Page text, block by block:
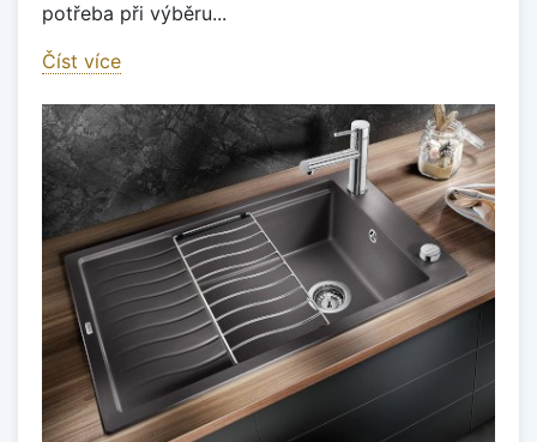
potřeba při výběru...
Číst více